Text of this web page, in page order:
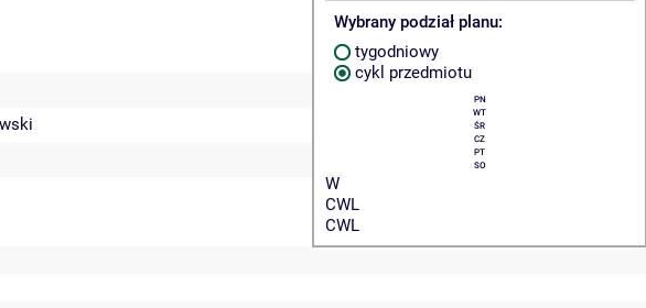
Wybrany podział planu:
tygodniowy
cykl przedmiotu
PN
WT
ŚR
CZ
PT
SO
W
CWL
CWL